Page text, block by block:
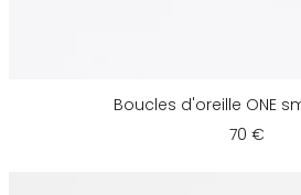
Boucles d'oreille ONE
70 €